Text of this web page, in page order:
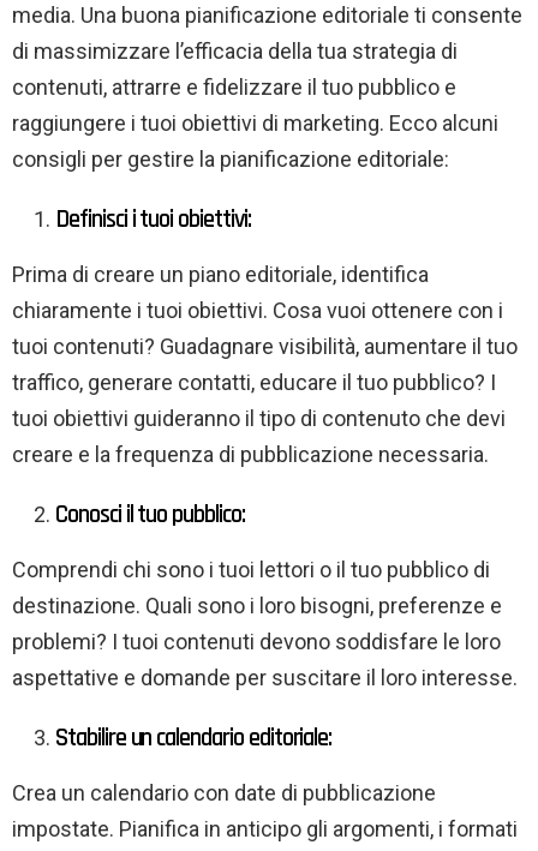
media. Una buona pianificazione editoriale ti consente
di massimizzare l’efficacia della tua strategia di
contenuti, attrarre e fidelizzare il tuo pubblico e
raggiungere i tuoi obiettivi di marketing. Ecco alcuni
consigli per gestire la pianificazione editoriale:
Definisci i tuoi obiettivi:
Prima di creare un piano editoriale, identifica
chiaramente i tuoi obiettivi. Cosa vuoi ottenere con i
tuoi contenuti? Guadagnare visibilità, aumentare il tuo
traffico, generare contatti, educare il tuo pubblico? I
tuoi obiettivi guideranno il tipo di contenuto che devi
creare e la frequenza di pubblicazione necessaria.
Conosci il tuo pubblico:
Comprendi chi sono i tuoi lettori o il tuo pubblico di
destinazione. Quali sono i loro bisogni, preferenze e
problemi? I tuoi contenuti devono soddisfare le loro
aspettative e domande per suscitare il loro interesse.
Stabilire un calendario editoriale:
Crea un calendario con date di pubblicazione
impostate. Pianifica in anticipo gli argomenti, i formati